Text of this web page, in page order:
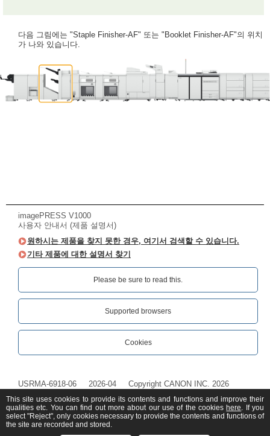
다음 그림에는 "Staple Finisher-AF" 또는 "Booklet Finisher-AF"의 위치
가 나와 있습니다.
imagePRESS V1000
사용자 안내서 (제품 설명서)
원하시는 제품을 찾지 못한 경우, 여기서 검색할 수 있습니다.
기타 제품에 대한 설명서 찾기
Please be sure to read this.‎
Supported browsers
Cookies
USRMA-6918-06 2026-04 Copyright CANON INC. 2026
This site uses cookies to provide its contents and functions and improve their
qualities etc. You can find out more about our use of the cookies here. If you
select "Reject", only cookies necessary to provide the contents and functions of
the site are recorded and stored.